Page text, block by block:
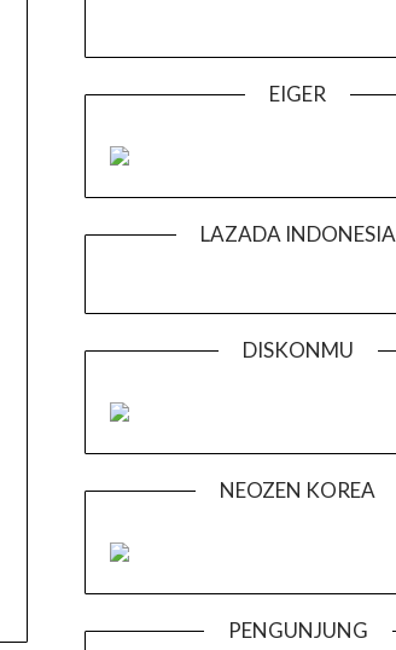
EIGER
LAZADA INDONESIA
DISKONMU
NEOZEN KOREA
PENGUNJUNG